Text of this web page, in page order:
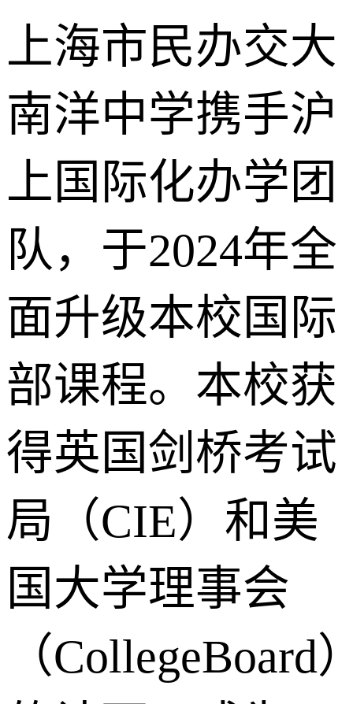
上海市民办交大
南洋中学携手沪
上国际化办学团
队，于2024年全
面升级本校国际
部课程。本校获
得英国剑桥考试
局（CIE）和美
国大学理事会
（CollegeBoard